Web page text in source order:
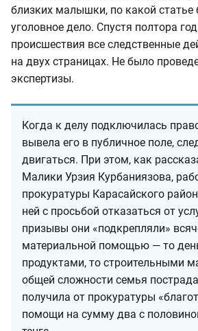
близких малышки, по какой
уголовное дело. Спустя полтора
происшествия все следственные
на двух страницах. Не было
экспертизы.
Когда к делу подключилась
вывела его в публичное поле,
двигаться. При этом, как
Малики Урзия Курбаниязова,
прокуратуры Карасайского
ней с просьбой отказаться от
призывы они «подкрепляли»
материальной помощью — то
продуктами, то строительными
общей сложности семья
получила от прокуратуры
помощи на сумму два с